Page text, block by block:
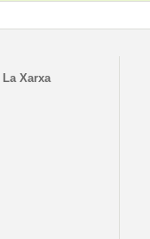
La Xarxa